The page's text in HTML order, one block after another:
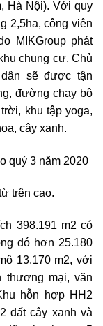
Hà Nội). Với quy
2,5ha, công viên
MIKGroup phát
chung cư. Chủ
sẽ được tận
đường chạy bộ
khu tập yoga,
cây xanh.
trên cao.
398.191 m2 có
đó hơn 25.180
13.170 m2, với
thương mại, văn
hỗn hợp HH2
đất cây xanh và